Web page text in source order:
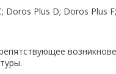
Plus D; Doros Plus